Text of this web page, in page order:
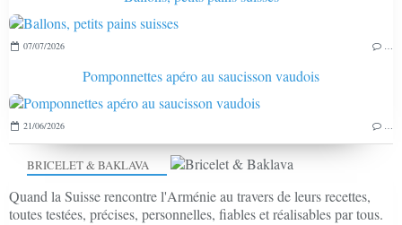
BRICELET & BAKLAVA
Quand la Suisse rencontre l'Arménie au travers de leurs recettes,
toutes testées, précises, personnelles, fiables et réalisables par tous.
07/07/2026
Pomponnettes apéro au saucisson vaudois
21/06/2026